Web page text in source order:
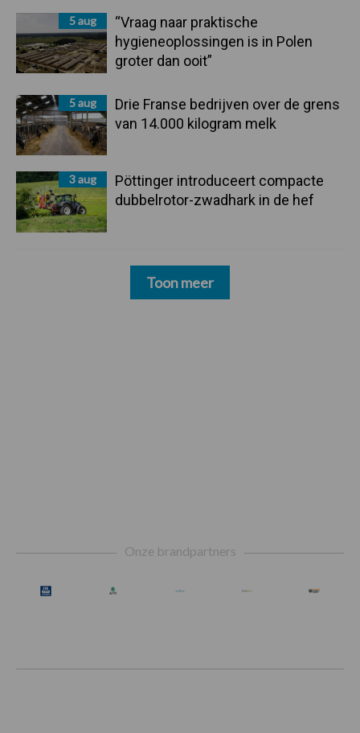
5 aug
“Vraag naar praktische
hygieneoplossingen is in Polen
groter dan ooit”
5 aug
Drie Franse bedrijven over de grens
van 14.000 kilogram melk
3 aug
Pöttinger introduceert compacte
dubbelrotor-zwadhark in de hef
Toon meer
Onze brandpartners